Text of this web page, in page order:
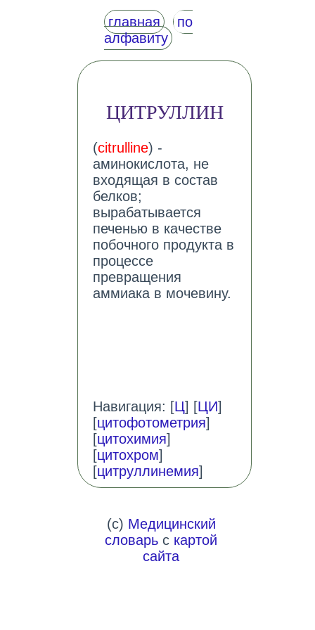
главная
по
алфавиту
ЦИТРУЛЛИН
(citrulline) -
аминокислота, не
входящая в состав
белков;
вырабатывается
печенью в качестве
побочного продукта в
процессе
превращения
аммиака в мочевину.
Навигация: [Ц] [ЦИ]
[цитофотометрия]
[цитохимия]
[цитохром]
[цитруллинемия]
(c) Медицинский
словарь с картой
сайта